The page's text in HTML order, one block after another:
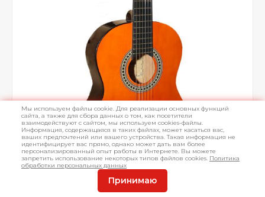
Мы используем файлы cookie. Для реализации основных функций
сайта, а также для сбора данных о том, как посетители
взаимодействуют с сайтом, мы используем cookies-файлы.
Информация, содержащаяся в таких файлах, может касаться вас,
ваших предпочтений или вашего устройства. Такая информация не
идентифицирует вас прямо, однако может дать вам более
персонализированный опыт работы в Интернете. Вы можете
запретить использование некоторых типов файлов cookies. Политика
обработки персональных данных
Принимаю